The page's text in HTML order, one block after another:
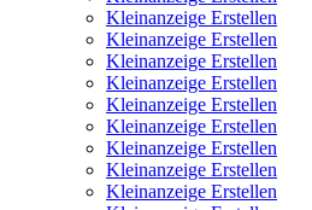
Kleinanzeige Erstellen
Kleinanzeige Erstellen
Kleinanzeige Erstellen
Kleinanzeige Erstellen
Kleinanzeige Erstellen
Kleinanzeige Erstellen
Kleinanzeige Erstellen
Kleinanzeige Erstellen
Kleinanzeige Erstellen